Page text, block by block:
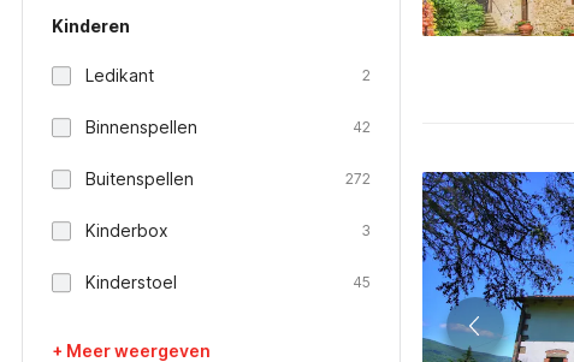
Kinderen
Ledikant 2
Binnenspellen 42
Buitenspellen 272
Kinderbox 3
Kinderstoel 45
+ Meer weergeven